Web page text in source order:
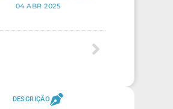
04 ABR 2025
DESCRIÇÃO